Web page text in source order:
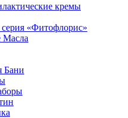
кремы
серия «Фитофлорис»
Масла
Бани